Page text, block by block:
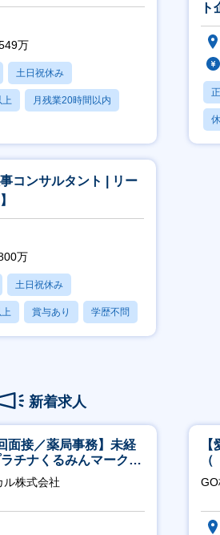
万
土日祝休み
月残業20時間以内
コンサルタント | リー
万
土日祝休み
賞与あり 学歴不問
新着求人
面接／薬局事務】未経
チナくるみんマーク取
業13h／年休126日
ル株式会社
ポ
行